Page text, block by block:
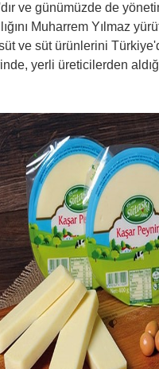
ve günümüzde de
Muharrem Yılmaz
ve süt ürünlerini
yerli üreticilerden